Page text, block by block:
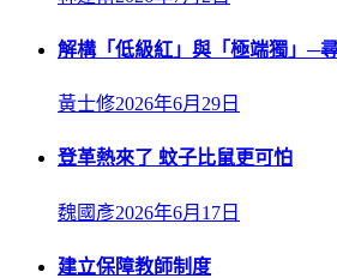
解構「低級紅」與「極端獨」─
黃士修2026年6月29日
登革熱來了 蚊子比鼠更可怕
魏國彥2026年6月17日
建立保障教師制度